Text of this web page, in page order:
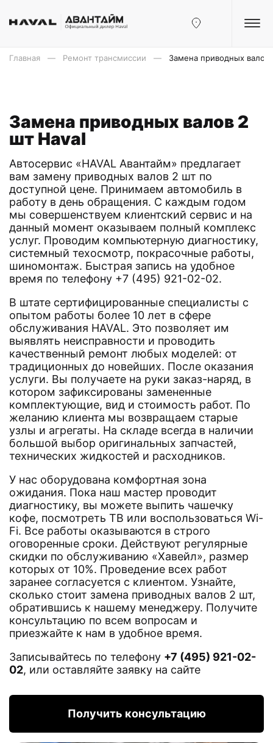
Главная Ремонт трансмиссии Замена приводных валов
Замена приводных валов 2
шт Haval
Автосервис «HAVAL Авантайм» предлагает
вам замену приводных валов 2 шт по
доступной цене. Принимаем автомобиль в
работу в день обращения. С каждым годом
мы совершенствуем клиентский сервис и на
данный момент оказываем полный комплекс
услуг. Проводим компьютерную диагностику,
системный техосмотр, покрасочные работы,
шиномонтаж. Быстрая запись на удобное
время по телефону +7 (495) 921-02-02.
В штате сертифицированные специалисты с
опытом работы более 10 лет в сфере
обслуживания HAVAL. Это позволяет им
выявлять неисправности и проводить
качественный ремонт любых моделей: от
традиционных до новейших. После оказания
услуги. Вы получаете на руки заказ-наряд, в
котором зафиксированы замененные
комплектующие, вид и стоимость работ. По
желанию клиента мы возвращаем старые
узлы и агрегаты. На складе всегда в наличии
большой выбор оригинальных запчастей,
технических жидкостей и расходников.
У нас оборудована комфортная зона
ожидания. Пока наш мастер проводит
диагностику, вы можете выпить чашечку
кофе, посмотреть ТВ или воспользоваться Wi-
Fi. Все работы оказываются в строго
оговоренные сроки. Действуют регулярные
скидки по обслуживанию «Хавейл», размер
которых от 10%. Проведение всех работ
заранее согласуется с клиентом. Узнайте,
сколько стоит замена приводных валов 2 шт,
обратившись к нашему менеджеру. Получите
консультацию по всем вопросам и
приезжайте к нам в удобное время.
Записывайтесь по телефону +7 (495) 921-02-
02, или оставляйте заявку на сайте
Получить консультацию